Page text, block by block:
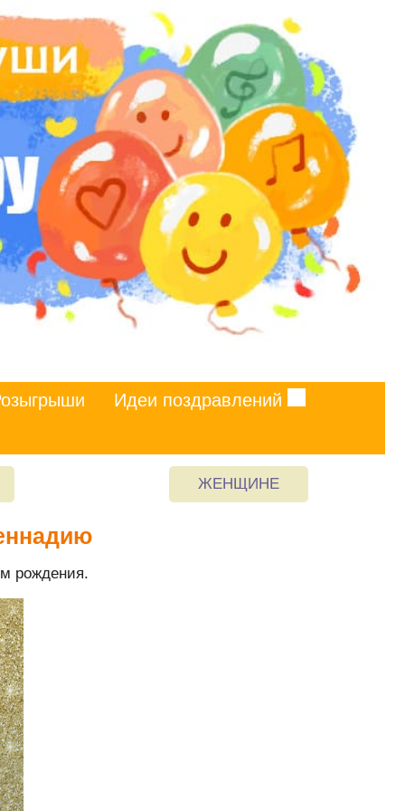
Идеи поздравлений
ЖЕНЩИНЕ
рождения.